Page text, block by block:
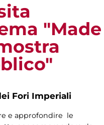
"Made
Fori Imperiali
e approfondire le